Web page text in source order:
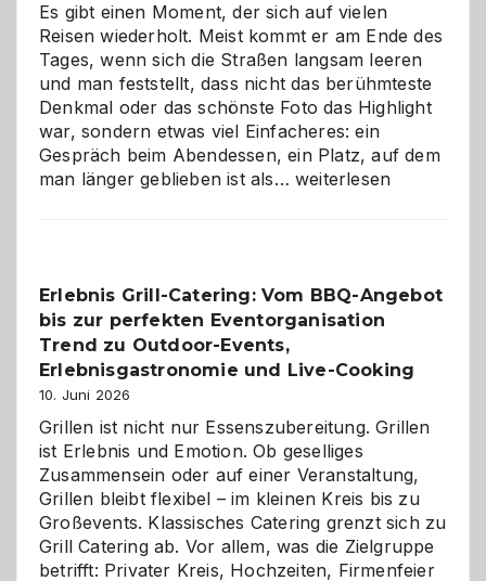
Es gibt einen Moment, der sich auf vielen
Reisen wiederholt. Meist kommt er am Ende des
Tages, wenn sich die Straßen langsam leeren
und man feststellt, dass nicht das berühmteste
Denkmal oder das schönste Foto das Highlight
war, sondern etwas viel Einfacheres: ein
Gespräch beim Abendessen, ein Platz, auf dem
man länger geblieben ist als… Als
Gelegenheit,
neue
zu
weiterlesen
Erlebnis Grill-Catering: Vom BBQ-Angebot
bis zur perfekten Eventorganisation
Trend zu Outdoor-Events,
Erlebnisgastronomie und Live-Cooking
10. Juni 2026
Grillen ist nicht nur Essenszubereitung. Grillen
ist Erlebnis und Emotion. Ob geselliges
Zusammensein oder auf einer Veranstaltung,
Grillen bleibt flexibel – im kleinen Kreis bis zu
Großevents. Klassisches Catering grenzt sich zu
Grill Catering ab. Vor allem, was die Zielgruppe
betrifft: Privater Kreis, Hochzeiten, Firmenfeier